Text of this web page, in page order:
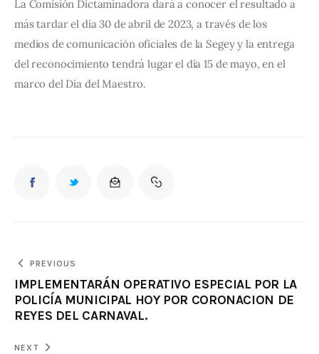
La Comisión Dictaminadora dará a conocer el resultado a
más tardar el día 30 de abril de 2023, a través de los
medios de comunicación oficiales de la Segey y la entrega
del reconocimiento tendrá lugar el día 15 de mayo, en el
marco del Día del Maestro.
PREVIOUS
IMPLEMENTARÁN OPERATIVO ESPECIAL POR LA
POLICÍA MUNICIPAL HOY POR CORONACION DE
REYES DEL CARNAVAL.
NEXT